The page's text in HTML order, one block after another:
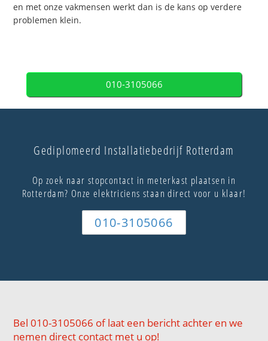
en met onze vakmensen werkt dan is de kans op verdere
problemen klein.
010-3105066
Gediplomeerd Installatiebedrijf Rotterdam
Op zoek naar stopcontact in meterkast plaatsen in
Rotterdam? Onze elektriciens staan direct voor u klaar!
010-3105066
Bel 010-3105066 of laat een bericht achter en we
nemen direct contact met u op!